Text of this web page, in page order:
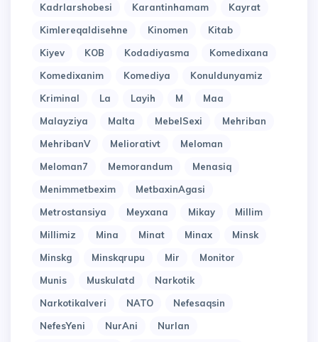
Kadrlarshobesi
Karantinhamam
Kayrat
Kimlereqaldisehne
Kinomen
Kitab
Kiyev
KOB Kodadiyasma
Komedixana
Komedixanim
Komediya
Konuldunyamiz
Kriminal
La Layih M
Maa
Malayziya
Malta MebelSexi
Mehriban
MehribanV
Meliorativt
Meloman
Meloman7
Memorandum
Menasiq
Menimmetbexim
MetbaxinAgasi
Metrostansiya
Meyxana Mikay
Millim
Millimiz
Mina Minat Minax
Minsk
Minskg
Minskqrupu Mir
Monitor
Munis
Muskulatd
Narkotik
Narkotikalveri
NATO
Nefesaqsin
NefesYeni
NurAni
Nurlan